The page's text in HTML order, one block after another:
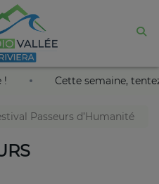
Nice ! Cette
Passeurs d’Humanité